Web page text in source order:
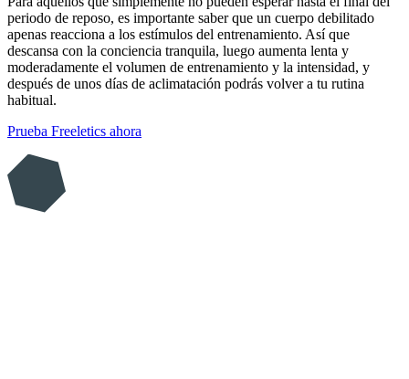
periodo de reposo, es importante saber que un cuerpo debilitado
apenas reacciona a los estímulos del entrenamiento. Así que
descansa con la conciencia tranquila, luego aumenta lenta y
moderadamente el volumen de entrenamiento y la intensidad, y
después de unos días de aclimatación podrás volver a tu rutina
habitual.
Prueba Freeletics ahora